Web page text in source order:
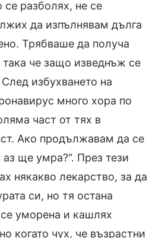
се разболях, не се
да изпълнявам дълга
Трябваше да получа
че защо изведнъж се
избухването на
много хора по
част от тях в
Ако продължавам да се
ще умра?“. През тези
някакво лекарство, за да
си, но тя остана
уморена и кашлях
когато чух, че възрастни